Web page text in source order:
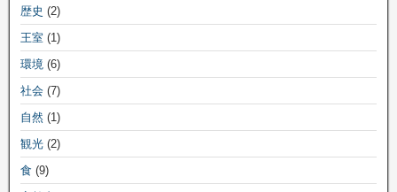
歴史 (2)
王室 (1)
環境 (6)
社会 (7)
自然 (1)
観光 (2)
食 (9)